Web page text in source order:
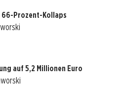
66-Prozent-Kollaps
auf 5,2 Millionen Euro